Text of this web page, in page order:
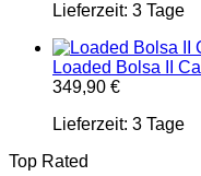
Lieferzeit: 3 Tage
Loaded Bolsa II
349,90 €
Lieferzeit: 3 Tage
Top Rated